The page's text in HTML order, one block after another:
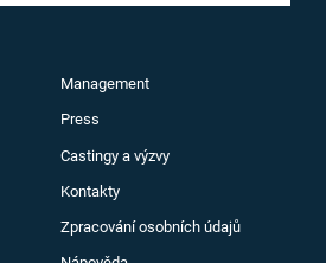
Management
Press
Castingy a výzvy
Kontakty
Zpracování osobních údajů